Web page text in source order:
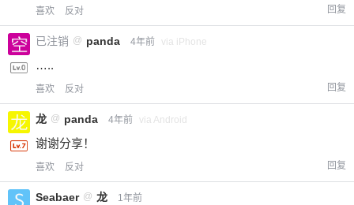
喜欢 反对 回复
已注销 @ panda 4年前 via iPhone
…..
喜欢 反对 回复
龙 @ panda 4年前 via Android
谢谢分享！
喜欢 反对 回复
Seabaer @ 龙 1年前